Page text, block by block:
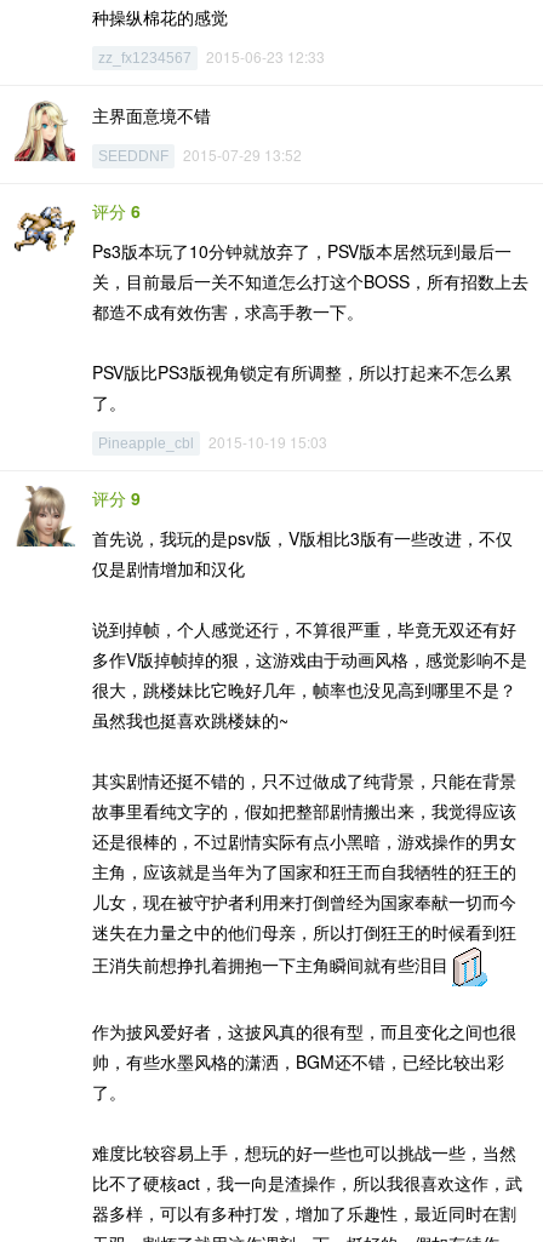
种操纵棉花的感觉
zz_fx1234567 2015-06-23 12:33
主界面意境不错
SEEDDNF 2015-07-29 13:52
评分 6
Ps3版本玩了10分钟就放弃了，PSV版本居然玩到最后一
关，目前最后一关不知道怎么打这个BOSS，所有招数上去
都造不成有效伤害，求高手教一下。
PSV版比PS3版视角锁定有所调整，所以打起来不怎么累
了。
Pineapple_cbl 2015-10-19 15:03
评分 9
首先说，我玩的是psv版，V版相比3版有一些改进，不仅
仅是剧情增加和汉化
说到掉帧，个人感觉还行，不算很严重，毕竟无双还有好
多作V版掉帧掉的狠，这游戏由于动画风格，感觉影响不是
很大，跳楼妹比它晚好几年，帧率也没见高到哪里不是？
虽然我也挺喜欢跳楼妹的~
其实剧情还挺不错的，只不过做成了纯背景，只能在背景
故事里看纯文字的，假如把整部剧情搬出来，我觉得应该
还是很棒的，不过剧情实际有点小黑暗，游戏操作的男女
主角，应该就是当年为了国家和狂王而自我牺牲的狂王的
儿女，现在被守护者利用来打倒曾经为国家奉献一切而今
迷失在力量之中的他们母亲，所以打倒狂王的时候看到狂
王消失前想挣扎着拥抱一下主角瞬间就有些泪目
作为披风爱好者，这披风真的很有型，而且变化之间也很
帅，有些水墨风格的潇洒，BGM还不错，已经比较出彩
了。
难度比较容易上手，想玩的好一些也可以挑战一些，当然
比不了硬核act，我一向是渣操作，所以我很喜欢这作，武
器多样，可以有多种打发，增加了乐趣性，最近同时在割